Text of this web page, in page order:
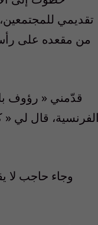
تقديمي
من مقعده على
قدّمني « رؤوف بك
قال لي
وجاء حاجب لا